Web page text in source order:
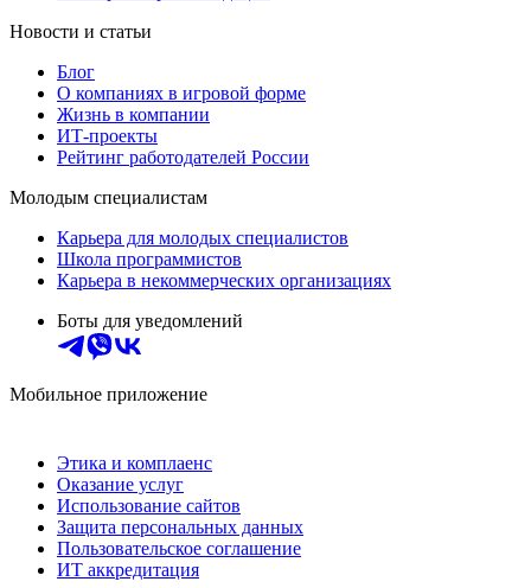
Новости и статьи
Блог
О компаниях в игровой форме
Жизнь в компании
ИТ-проекты
Рейтинг работодателей России
Молодым специалистам
Карьера для молодых специалистов
Школа программистов
Карьера в некоммерческих организациях
Боты для уведомлений
Мобильное приложение
Этика и комплаенс
Оказание услуг
Использование сайтов
Защита персональных данных
Пользовательское соглашение
ИТ аккредитация